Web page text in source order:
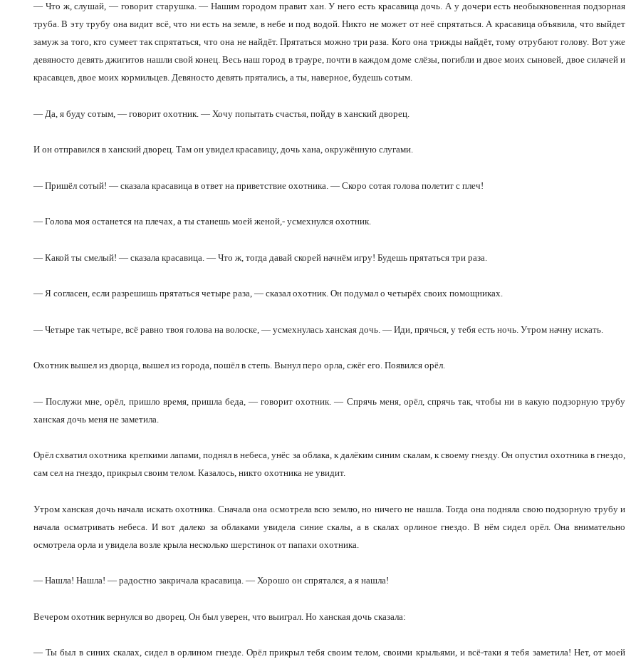
— Что ж, слушай, — говорит старушка. — Нашим городом правит хан. У него есть красавица дочь. А у дочери есть необыкновенная подзорная
труба. В эту трубу она видит всё, что ни есть на земле, в небе и под водой. Никто не может от неё спрятаться. А красавица объявила, что выйдет
замуж за того, кто сумеет так спрятаться, что она не найдёт. Прятаться можно три раза. Кого она трижды найдёт, тому отрубают голову. Вот уже
девяносто девять джигитов нашли свой конец. Весь наш город в трауре, почти в каждом доме слёзы, погибли и двое моих сыновей, двое силачей и
красавцев, двое моих кормильцев. Девяносто девять прятались, а ты, наверное, будешь сотым.
— Да, я буду сотым, — говорит охотник. — Хочу попытать счастья, пойду в ханcкий дворец.
И он отправился в ханский дворец. Там он увидел красавицу, дочь хана, окружённую слугами.
— Пришёл сотый! — сказала красавица в ответ на приветствие охотника. — Скоро сотая голова полетит с плеч!
— Голова моя останется на плечах, а ты станешь моей женой,- усмехнулся охотник.
— Какой ты смелый! — сказала красавица. — Что ж, тогда давай скорей начнём игру! Будешь прятаться три раза.
— Я согласен, если разрешишь прятаться четыре раза, — сказал охотник. Он подумал о четырёх своих помощниках.
— Четыре так четыре, всё равно твоя голова на волоске, — усмехнулась ханская дочь. — Иди, прячься, у тебя есть ночь. Утром начну искать.
Охотник вышел из дворца, вышел из города, пошёл в степь. Вынул перо орла, сжёг его. Появился орёл.
— Послужи мне, орёл, пришло время, пришла беда, — говорит охотник. — Спрячь меня, орёл, спрячь так, чтобы ни в какую подзорную трубу
ханская дочь меня не заметила.
Орёл схватил охотника крепкими лапами, поднял в небеса, унёс за облака, к далёким синим скалам, к своему гнезду. Он опустил охотника в гнездо,
сам сел на гнездо, прикрыл своим телом. Казалось, никто охотника не увидит.
Утром ханская дочь начала искать охотника. Сначала она осмотрела всю землю, но ничего не нашла. Тогда она подняла свою подзорную трубу и
начала осматривать небеса. И вот далеко за облаками увидела синие скалы, а в скалах орлиное гнездо. В нём сидел орёл. Она внимательно
осмотрела орла и увидела возле крыла несколько шерстинок от папахи охотника.
— Нашла! Нашла! — радостно закричала красавица. — Хорошо он спрятался, а я нашла!
Вечером охотник вернулся во дворец. Он был уверен, что выиграл. Но ханская дочь сказала:
— Ты был в синих скалах, сидел в орлином гнезде. Орёл прикрыл тебя своим телом, своими крыльями, и всё-таки я тебя заметила! Нет, от моей